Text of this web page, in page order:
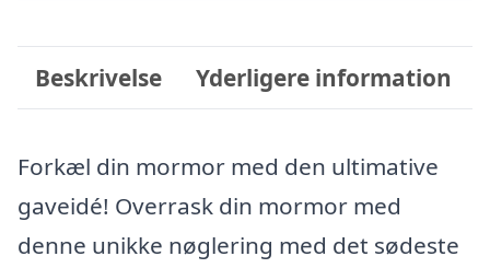
Beskrivelse Yderligere information
Forkæl din mormor med den ultimative
gaveidé! Overrask din mormor med
denne unikke nøglering med det sødeste